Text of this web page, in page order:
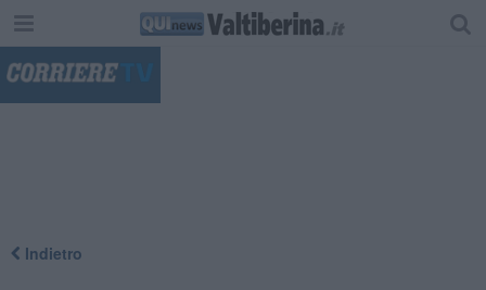
Indietro